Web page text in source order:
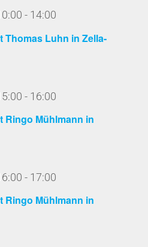
Thomas Luhn in Zella-
- 14:00
Ringo Mühlmann in
- 16:00
Ringo Mühlmann in
- 17:00